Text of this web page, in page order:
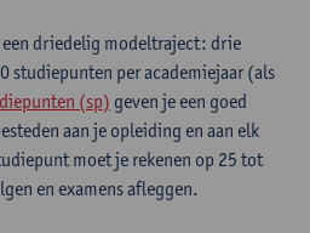
driedelig modeltraject: drie
studiepunten per academiejaar (als
(sp) geven je een goed
aan je opleiding en aan elk
moet je rekenen op 25 tot
en examens afleggen.